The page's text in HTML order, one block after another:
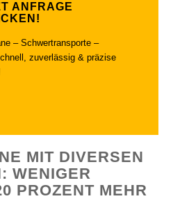
ANFRAGE
– Schwertransporte –
zuverlässig & präzise
MIT DIVERSEN
WENIGER
PROZENT MEHR